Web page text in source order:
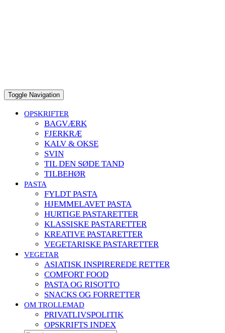
Toggle Navigation
OPSKRIFTER
BAGVÆRK
FJERKRÆ
KALV & OKSE
SVIN
TIL DEN SØDE TAND
TILBEHØR
PASTA
FYLDT PASTA
HJEMMELAVET PASTA
HURTIGE PASTARETTER
KLASSISKE PASTARETTER
KREATIVE PASTARETTER
VEGETARISKE PASTARETTER
VEGETAR
ASIATISK INSPIREREDE RETTER
COMFORT FOOD
PASTA OG RISOTTO
SNACKS OG FORRETTER
OM TROLLEMAD
PRIVATLIVSPOLITIK
OPSKRIFTS INDEX